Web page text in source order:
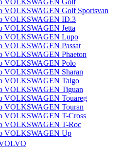
VOLKSWAGEN Golf
VOLKSWAGEN Golf Sportsvan
VOLKSWAGEN ID.3
VOLKSWAGEN Jetta
VOLKSWAGEN Lupo
VOLKSWAGEN Passat
VOLKSWAGEN Phaeton
VOLKSWAGEN Polo
VOLKSWAGEN Sharan
VOLKSWAGEN Taigo
VOLKSWAGEN Tiguan
VOLKSWAGEN Touareg
VOLKSWAGEN Touran
VOLKSWAGEN T-Cross
VOLKSWAGEN T-Roc
VOLKSWAGEN Up